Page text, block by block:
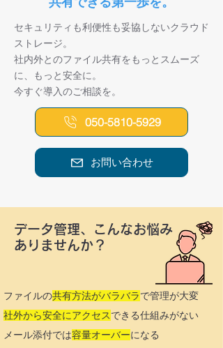
セキュリティも利便性も妥協しないクラウド
ストレージ。
社内外とのファイル共有をもっとスムーズ
に、もっと安全に。
今すぐ導入のご相談を。
050-5810-5929
お問い合わせ
データ管理、こんなお悩み
ありませんか？
ファイルの共有方法がバラバラで管理が大変
社外から安全にアクセスできる仕組みがない
メール添付では容量オーバーになる